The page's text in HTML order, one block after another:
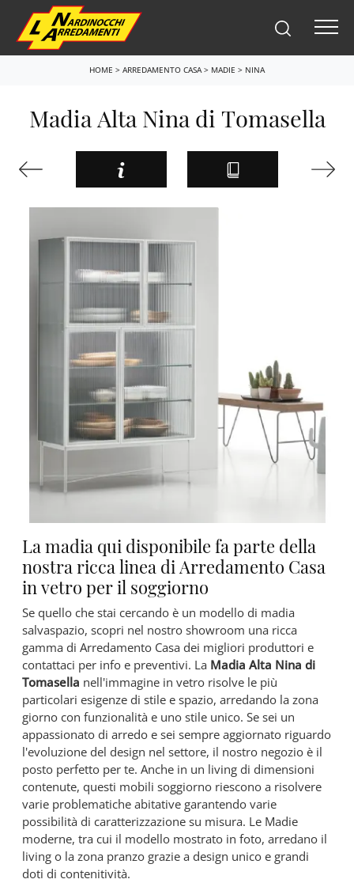
HOME > ARREDAMENTO CASA> MADIE > NINA
Madia Alta Nina di Tomasella
La madia qui disponibile fa parte della
nostra ricca linea di Arredamento Casa
in vetro per il soggiorno
Se quello che stai cercando è un modello di madia
salvaspazio, scopri nel nostro showroom una ricca
gamma di Arredamento Casa dei migliori produttori e
contattaci per info e preventivi. La Madia Alta Nina di
Tomasella nell'immagine in vetro risolve le più
particolari esigenze di stile e spazio, arredando la zona
giorno con funzionalità e uno stile unico. Se sei un
appassionato di arredo e sei sempre aggiornato riguardo
l'evoluzione del design nel settore, il nostro negozio è il
posto perfetto per te. Anche in un living di dimensioni
contenute, questi mobili soggiorno riescono a risolvere
varie problematiche abitative garantendo varie
possibilità di caratterizzazione su misura. Le Madie
moderne, tra cui il modello mostrato in foto, arredano il
living o la zona pranzo grazie a design unico e grandi
doti di contenitività.